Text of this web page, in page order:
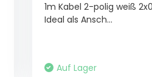
1m Kabel 2-polig weiß
Ideal als Ansch...
Auf Lager